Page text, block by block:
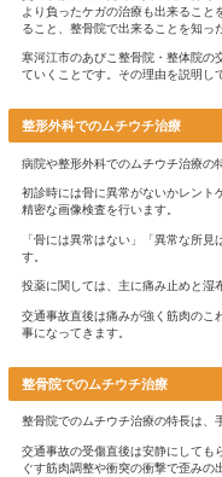
『【交通事故治
由』
こんにちは
西村山地区(寒河江市、
河江市栄町のあびこ整
今回は「整形外科と整
参考にして頂けると幸